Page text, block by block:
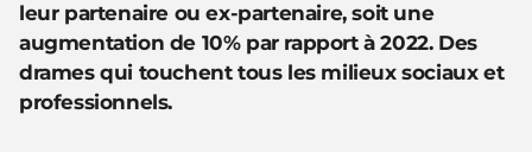
leur partenaire ou ex-partenaire, soit une
augmentation de 10% par rapport à 2022. Des
drames qui touchent tous les milieux sociaux et
professionnels.